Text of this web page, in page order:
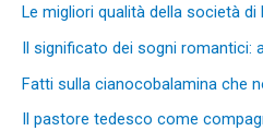
Le migliori qualità della società
Il significato dei sogni romantici:
Fatti sulla cianocobalamina che
Il pastore tedesco come